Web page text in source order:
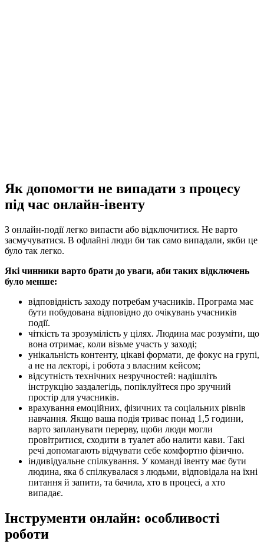
Як допомогти не випадати з процесу
під час онлайн-івенту
З онлайн-події легко випасти або відключитися. Не варто
засмучуватися. В офлайні люди би так само випадали, якби це
було так легко.
Які чинники варто брати до уваги, аби таких відключень
було менше:
відповідність заходу потребам учасників. Програма має
бути побудована відповідно до очікувань учасників
події.
чіткість та зрозумілість у цілях. Людина має розуміти, що
вона отримає, коли візьме участь у заході;
унікальність контенту, цікаві формати, де фокус на групі,
а не на лекторі, і робота з власним кейсом;
відсутність технічних незручностей: надішліть
інструкцію заздалегідь, попіклуйтеся про зручний
простір для учасників.
врахування емоційних, фізичних та соціальних рівнів
навчання. Якщо ваша подія триває понад 1,5 години,
варто запланувати перерву, щоби люди могли
провітритися, сходити в туалет або налити кави. Такі
речі допомагають відчувати себе комфортно фізично.
індивідуальне спілкування. У команді івенту має бути
людина, яка б спілкувалася з людьми, відповідала на їхні
питання й запити, та бачила, хто в процесі, а хто
випадає.
Інструменти онлайн: особливості
роботи